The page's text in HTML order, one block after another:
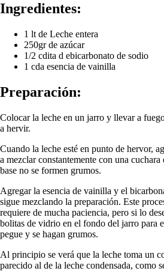
Ingredientes:
1 lt de Leche entera
250gr de azúcar
1/2 cdita d ebicarbonato de sodio
1 cda esencia de vainilla
Preparación:
Colocar la leche en un jarro y llevar a
a hervir.
Cuando la leche esté en punto de hervor,
a mezclar constantemente con una cuchara
base no se formen grumos.
Agregar la esencia de vainilla y el
sigue mezclando la preparación. Este
requiere de mucha paciencia, pero si lo
bolitas de vidrio en el fondo del jarro para
pegue y se hagan grumos.
Al principio se verá que la leche toma un
parecido al de la leche condensada, como